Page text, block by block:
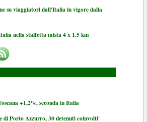
su viaggiatori dall'Italia in vigore dalla
nella staffetta mista 4 x 1.5 km
+1,2%, seconda in Italia
di Porto Azzurro, 30 detenuti coinvolti'